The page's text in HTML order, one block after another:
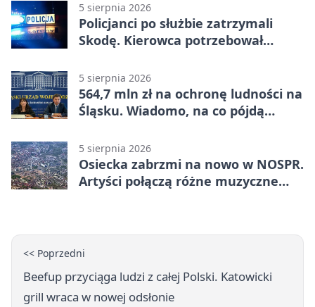
5 sierpnia 2026
Policjanci po służbie zatrzymali
Skodę. Kierowca potrzebował
5 sierpnia 2026
564,7 mln zł na ochronę ludności na
Śląsku. Wiadomo, na co pójdą
5 sierpnia 2026
Osiecka zabrzmi na nowo w NOSPR.
Artyści połączą różne muzyczne
<< Poprzedni
Beefup przyciąga ludzi z całej Polski. Katowicki
grill wraca w nowej odsłonie